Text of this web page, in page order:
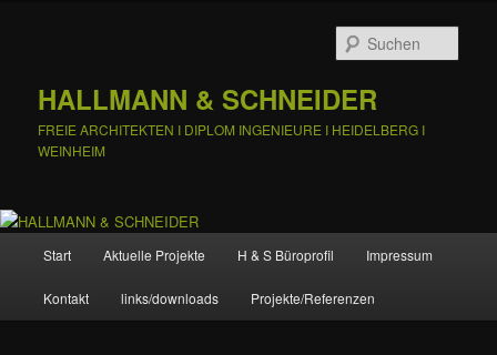
HALLMANN & SCHNEIDER
FREIE ARCHITEKTEN I DIPLOM INGENIEURE I HEIDELBERG I
WEINHEIM
Start Aktuelle Projekte H & S Büroprofil Impressum
Kontakt links/downloads Projekte/Referenzen